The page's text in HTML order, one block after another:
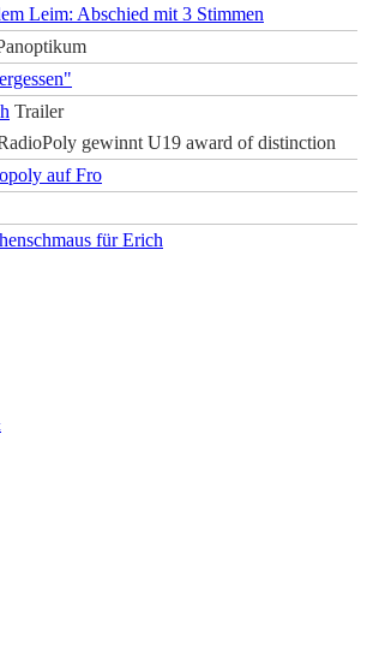
Leim: Abschied mit 3 Stimmen
Trailer
gewinnt U19 award of distinction
auf Fro
für Erich